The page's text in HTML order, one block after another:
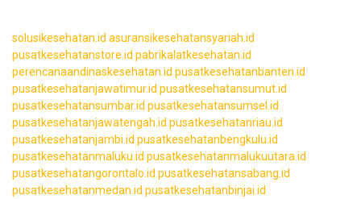
solusikesehatan.id asuransikesehatansyariah.id
pusatkesehatanstore.id pabrikalatkesehatan.id
perencanaandinaskesehatan.id pusatkesehatanbanten.id
pusatkesehatanjawatimur.id pusatkesehatansumut.id
pusatkesehatansumbar.id pusatkesehatansumsel.id
pusatkesehatanjawatengah.id pusatkesehatanriau.id
pusatkesehatanjambi.id pusatkesehatanbengkulu.id
pusatkesehatanmaluku.id pusatkesehatanmalukuutara.id
pusatkesehatangorontalo.id pusatkesehatansabang.id
pusatkesehatanmedan.id pusatkesehatanbinjai.id